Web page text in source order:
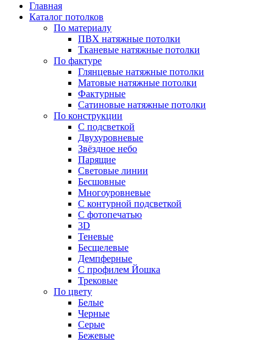
Главная
Каталог потолков
По материалу
ПВХ натяжные потолки
Тканевые натяжные потолки
По фактуре
Глянцевые натяжные потолки
Матовые натяжные потолки
Фактурные
Сатиновые натяжные потолки
По конструкции
С подсветкой
Двухуровневые
Звёздное небо
Парящие
Световые линии
Бесшовные
Многоуровневые
С контурной подсветкой
С фотопечатью
3D
Теневые
Бесщелевые
Демпферные
С профилем Йошка
Трековые
По цвету
Белые
Черные
Серые
Бежевые